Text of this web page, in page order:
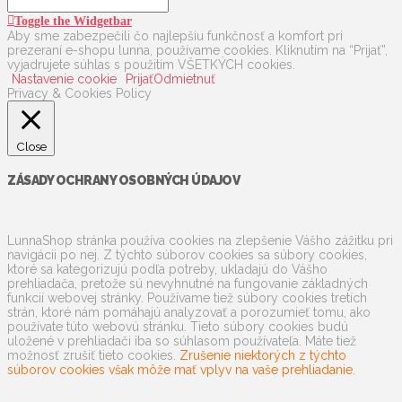
Toggle the Widgetbar
Aby sme zabezpečili čo najlepšiu funkčnosť a komfort pri
prezeraní e-shopu lunna, používame cookies. Kliknutím na “Prijať”,
vyjadrujete súhlas s použitím VŠETKÝCH cookies.
Nastavenie cookie
PrijaťOdmietnuť
Privacy & Cookies Policy
Close
ZÁSADY OCHRANY OSOBNÝCH ÚDAJOV
LunnaShop stránka používa cookies na zlepšenie Vášho zážitku pri
navigácii po nej. Z týchto súborov cookies sa súbory cookies,
ktoré sa kategorizujú podľa potreby, ukladajú do Vášho
prehliadača, pretože sú nevyhnutné na fungovanie základných
funkcií webovej stránky. Používame tiež súbory cookies tretích
strán, ktoré nám pomáhajú analyzovať a porozumieť tomu, ako
používate túto webovú stránku. Tieto súbory cookies budú
uložené v prehliadači iba so súhlasom používateľa. Máte tiež
možnosť zrušiť tieto cookies. Zrušenie niektorých z týchto
súborov cookies však môže mať vplyv na vaše prehliadanie.